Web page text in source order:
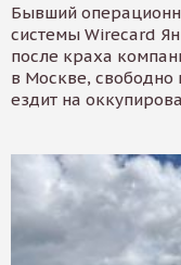
Бывший
системы Wirecard
после краха
в Москве,
ездит на